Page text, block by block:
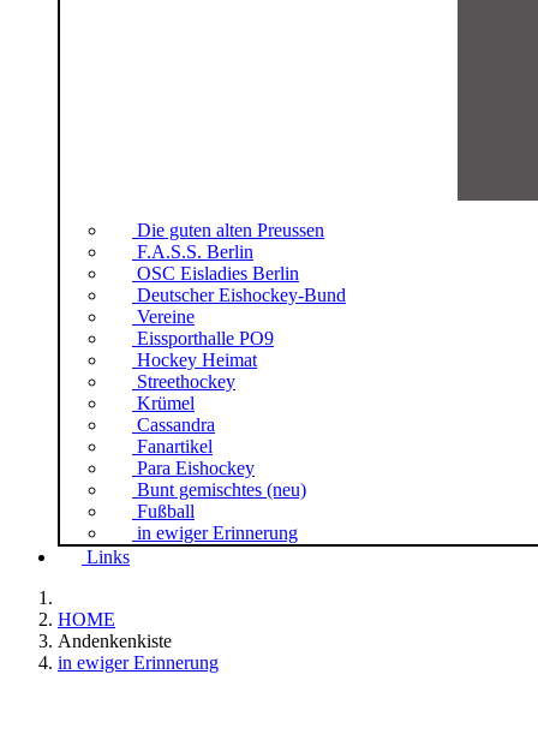
Die guten alten Preussen
F.A.S.S. Berlin
OSC Eisladies Berlin
Deutscher Eishockey-Bund
Vereine
Eissporthalle PO9
Hockey Heimat
Streethockey
Krümel
Cassandra
Fanartikel
Para Eishockey
Bunt gemischtes (neu)
Fußball
in ewiger Erinnerung
Links
HOME
Andenkenkiste
in ewiger Erinnerung